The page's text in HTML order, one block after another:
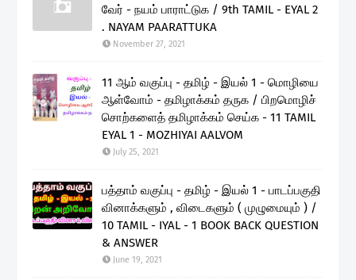
வேர் - நயம் பாராட்டுக / 9th TAMIL - EYAL 2
. NAYAM PAARATTUKA
November 27, 2021
11 ஆம் வகுப்பு - தமிழ் - இயல் 1 - மொழியை
ஆள்வோம் - தமிழாக்கம் தருக / பிறமொழிச்
சொற்களைத் தமிழாக்கம் செய்க - 11 TAMIL
EYAL 1 - MOZHIYAI AALVOM
July 25, 2021
பத்தாம் வகுப்பு - தமிழ் - இயல் 1 - பாடப்பகுதி
வினாக்களும் , விடைகளும் ( முழுமையும் ) /
10 TAMIL - IYAL - 1 BOOK BACK QUESTION
& ANSWER
June 19, 2021